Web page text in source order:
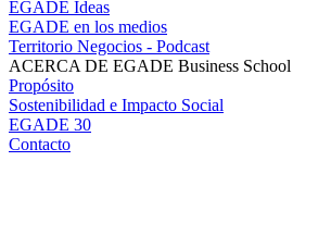
EGADE Ideas
EGADE en los medios
Territorio Negocios - Podcast
ACERCA DE EGADE Business School
Propósito
Sostenibilidad e Impacto Social
EGADE 30
Contacto